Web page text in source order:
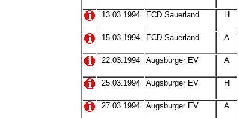
13.03.1994 ECD Sauerland H
15.03.1994 ECD Sauerland A
22.03.1994 Augsburger EV A
25.03.1994 Augsburger EV H
27.03.1994 Augsburger EV A